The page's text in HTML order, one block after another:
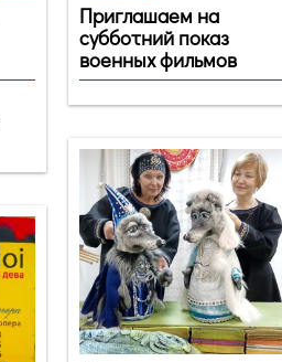
Приглашаем на
субботний показ
военных фильмов